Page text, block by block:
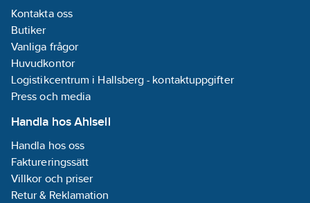
enkel att installera på
Kontakta oss
Butiker
Vanliga frågor
Huvudkontor
Logistikcentrum i Hallsberg - kontaktuppgifter
Press och media
Handla hos Ahlsell
Handla hos oss
Faktureringssätt
Villkor och priser
Retur & Reklamation